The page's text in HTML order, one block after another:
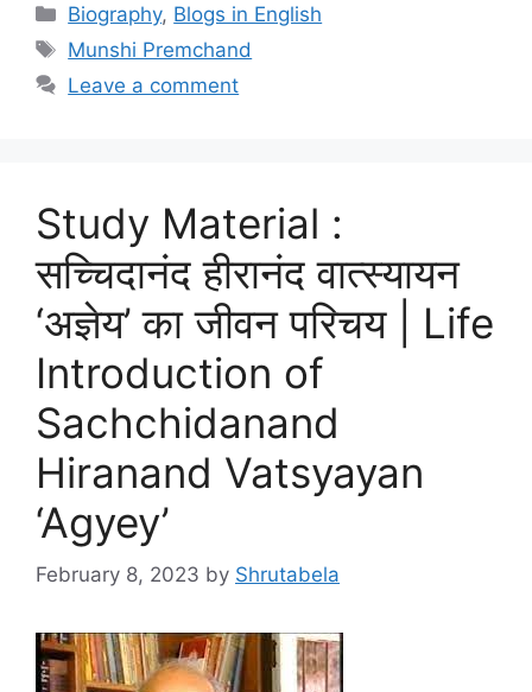
Biography, Blogs in English
Munshi Premchand
Leave a comment
Study Material :
सच्चिदानंद हीरानंद वात्स्यायन
‘अज्ञेय’ का जीवन परिचय | Life
Introduction of
Sachchidanand
Hiranand Vatsyayan
‘Agyey’
February 8, 2023 by Shrutabela